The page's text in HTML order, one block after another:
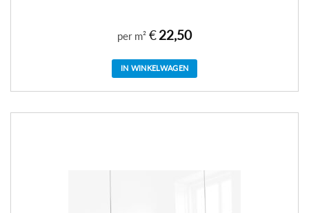
per m² €22,50
IN WINKELWAGEN